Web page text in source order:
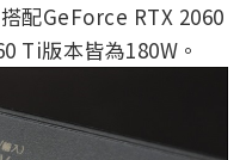
配GeForce RTX 2060
Ti版本皆為180W。